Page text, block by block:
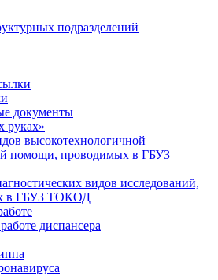
подразделений
документы
руках»
высокотехнологичной
помощи, проводимых в ГБУЗ
видов исследований,
в ГБУЗ ТОКОД
диспансера